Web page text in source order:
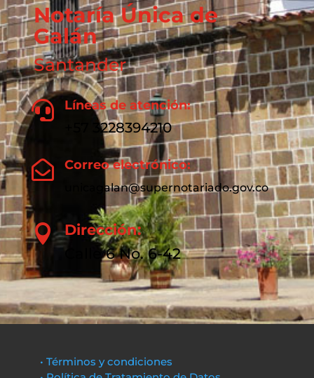
Notaría Única de
Galán
Santander
 Líneas de atención:
+57 3228394210
 Correo electrónico:
unicagalan@supernotariado.gov.co
 Dirección:
Calle 6 No. 6-42
• Términos y condiciones